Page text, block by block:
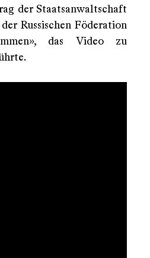
der Staatsanwaltschaft
Russischen Föderation
das Video zu